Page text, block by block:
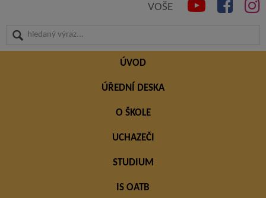
VOŠE
ÚVOD
ÚŘEDNÍ DESKA
O ŠKOLE
UCHAZEČI
STUDIUM
IS OATB